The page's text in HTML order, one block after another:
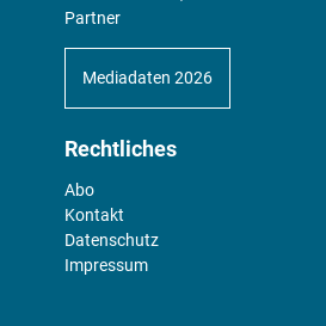
Partner
Mediadaten 2026
Rechtliches
Abo
Kontakt
Datenschutz
Impressum